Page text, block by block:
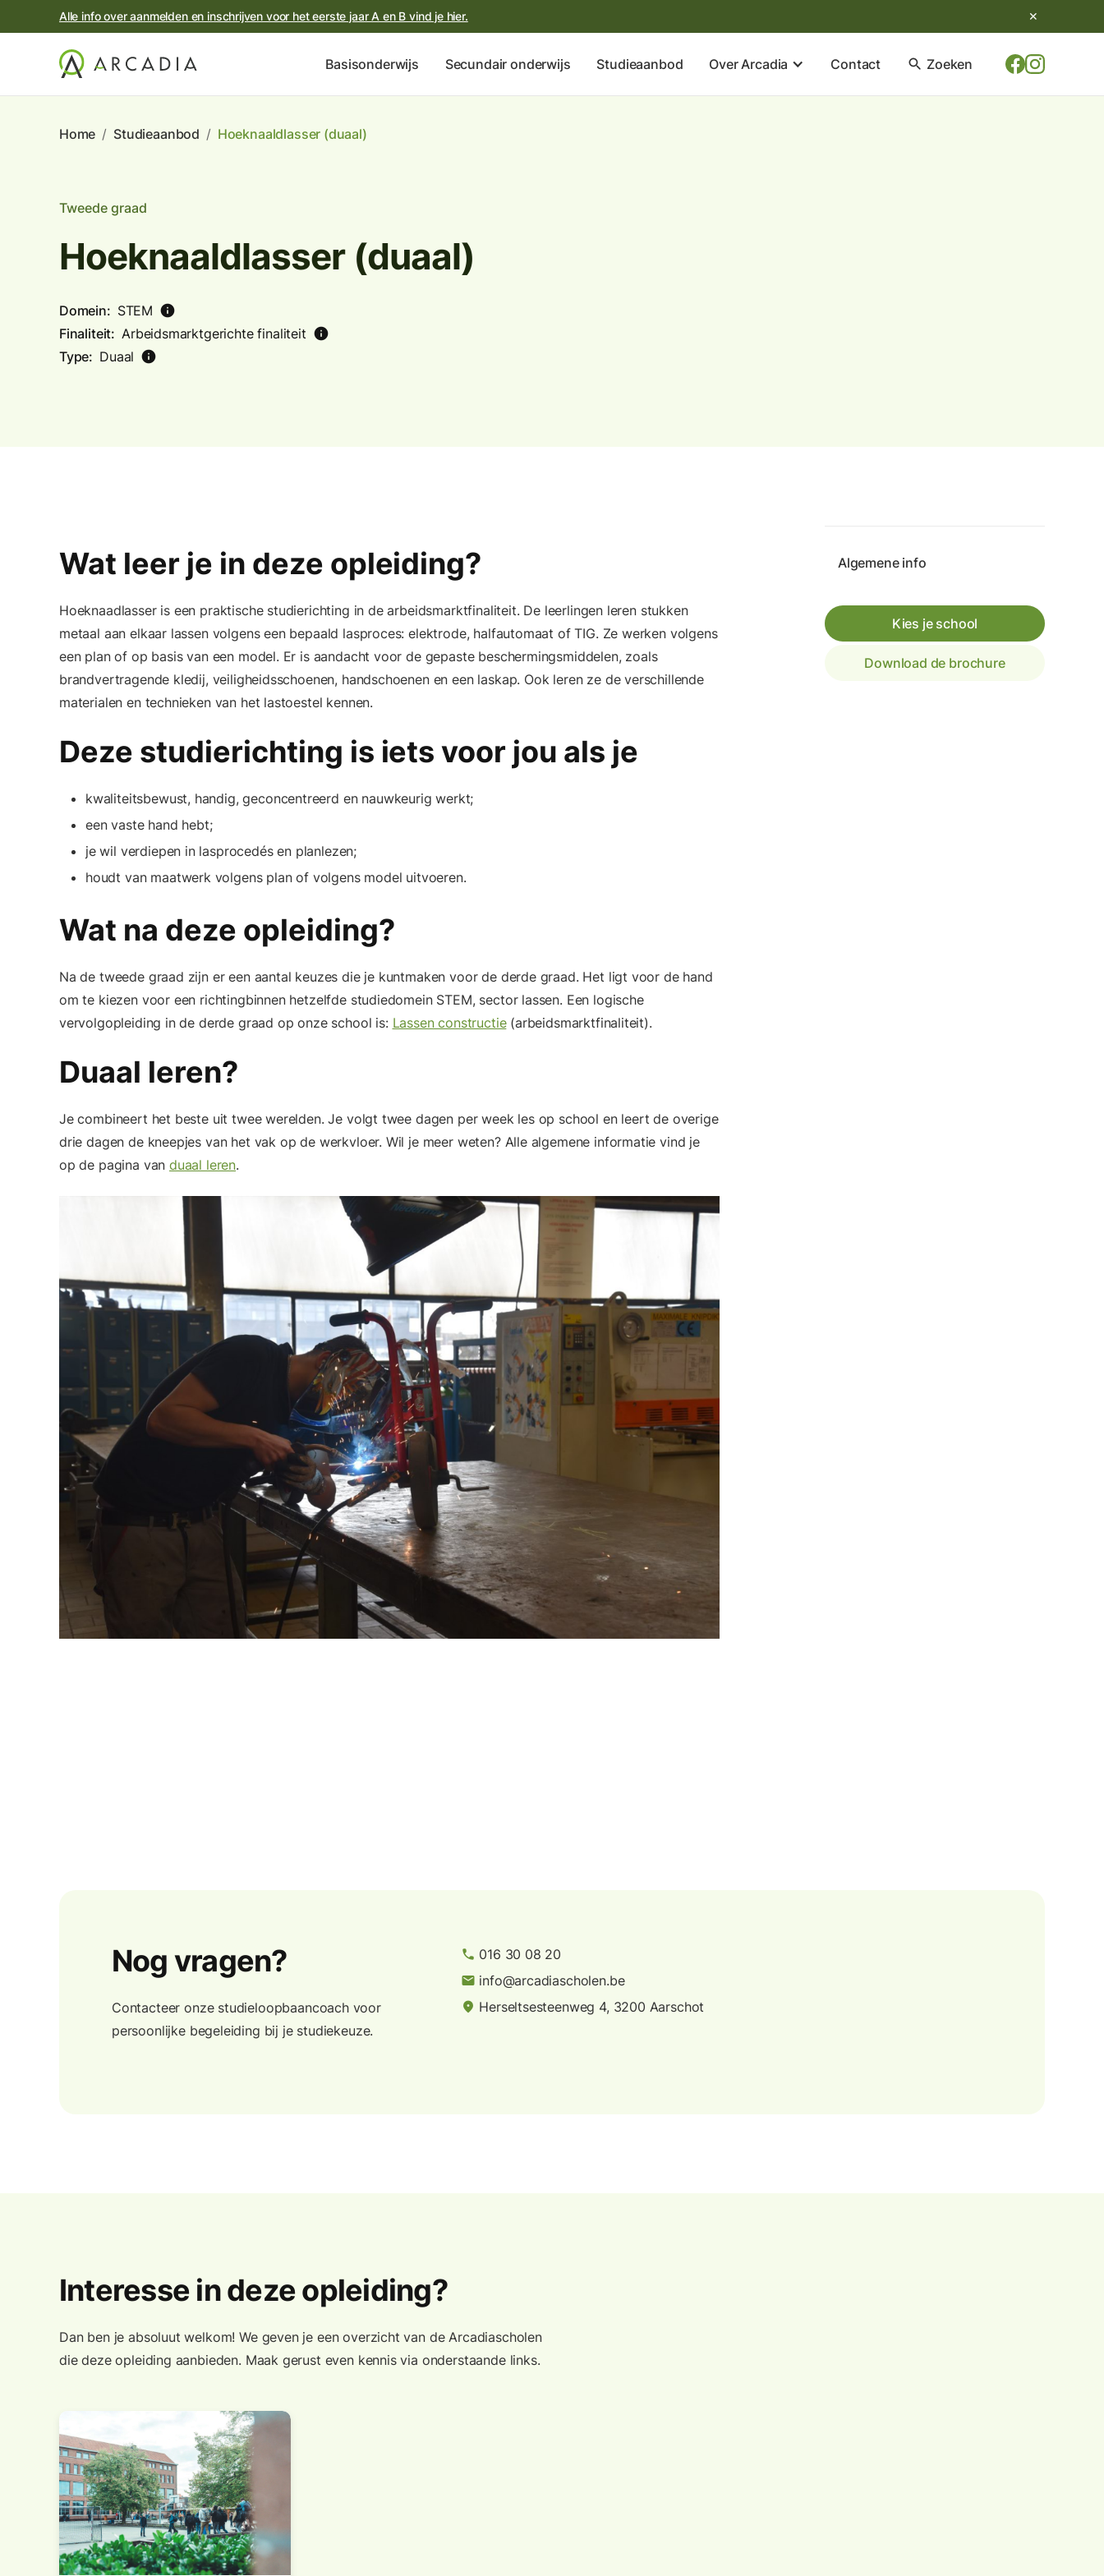
Alle info over aanmelden en inschrijven voor het eerste jaar A en B vind je hier. ✕
Basisonderwijs Secundair onderwijs Studieaanbod Over Arcadia Contact search Zoeken
Home / Studieaanbod / Hoeknaaldlasser (duaal)
Tweede graad
Hoeknaaldlasser (duaal)
Domein: STEM info
Finaliteit: Arbeidsmarktgerichte finaliteit info
Type: Duaal info
Wat leer je in deze opleiding?
Hoeknaadlasser is een praktische studierichting in de arbeidsmarktfinaliteit. De leerlingen leren stukken
metaal aan elkaar lassen volgens een bepaald lasproces: elektrode, halfautomaat of TIG. Ze werken volgens
een plan of op basis van een model. Er is aandacht voor de gepaste beschermingsmiddelen, zoals
brandvertragende kledij, veiligheidsschoenen, handschoenen en een laskap. Ook leren ze de verschillende
materialen en technieken van het lastoestel kennen.
Deze studierichting is iets voor jou als je
kwaliteitsbewust, handig, geconcentreerd en nauwkeurig werkt;
een vaste hand hebt;
je wil verdiepen in lasprocedés en planlezen;
houdt van maatwerk volgens plan of volgens model uitvoeren.
Wat na deze opleiding?
Na de tweede graad zijn er een aantal keuzes die je kuntmaken voor de derde graad. Het ligt voor de hand
om te kiezen voor een richtingbinnen hetzelfde studiedomein STEM, sector lassen. Een logische
vervolgopleiding in de derde graad op onze school is: Lassen constructie(arbeidsmarktfinaliteit).
Duaal leren?
Je combineert het beste uit twee werelden. Je volgt twee dagen per week les op school en leert de overige
drie dagen de kneepjes van het vak op de werkvloer. Wil je meer weten? Alle algemene informatie vind je
op de pagina vanduaal leren.
Algemene info
Kies je school
Download de brochure
Nog vragen?
Contacteer onze studieloopbaancoach voor
persoonlijke begeleiding bij je studiekeuze.
phone 016 30 08 20
email info@arcadiascholen.be
place Herseltsesteenweg 4, 3200 Aarschot
Interesse in deze opleiding?
Dan ben je absoluut welkom! We geven je een overzicht van de Arcadiascholen
die deze opleiding aanbieden. Maak gerust even kennis via onderstaande links.